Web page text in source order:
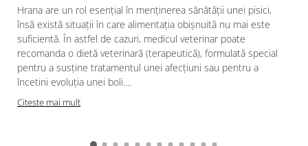
Hrana are un rol esențial în menținerea sănătății unei pisici,
însă există situații în care alimentația obișnuită nu mai este
suficientă. În astfel de cazuri, medicul veterinar poate
recomanda o dietă veterinară (terapeutică), formulată special
pentru a susține tratamentul unei afecțiuni sau pentru a
încetini evoluția unei boli....
Citeste mai mult